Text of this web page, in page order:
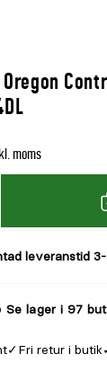
moms
leveranstid
Se lager i 97
Fri retur i butik